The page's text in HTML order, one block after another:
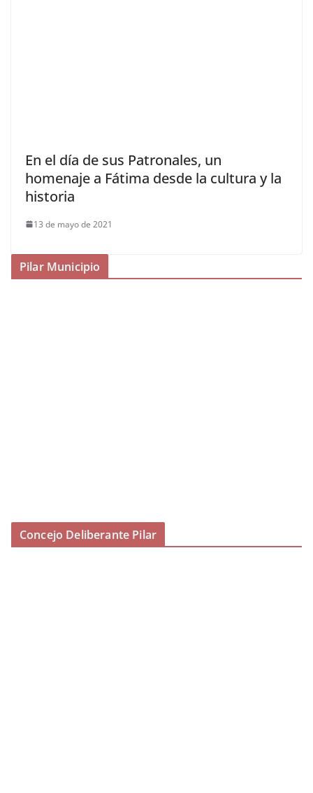
En el día de sus Patronales, un
homenaje a Fátima desde la cultura y la
historia
13 de mayo de 2021
Pilar Municipio
Concejo Deliberante Pilar